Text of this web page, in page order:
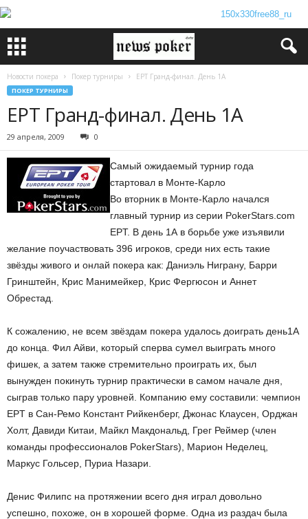
Новости покера Покер турниры EPT Гранд-финал. День 1А
ПОКЕР ТУРНИРЫ
EPT Гранд-финал. День 1А
29 апреля, 2009 0
Самый ожидаемый турнир года
стартовал в Монте-Карло
Во вторник в Монте-Карло начался
главный турнир из серии PokerStars.com
EPT. В день 1А в борьбе уже изъявили
желание поучаствовать 396 игроков, среди них есть такие
звёзды живого и онлай покера как: Даниэль Ниграну, Барри
Гринштейн, Крис Манимейкер, Крис Фергюсон и Аннет
Обрестад.
К сожалению, не всем звёздам покера удалось доиграть день1А
до конца. Фил Айви, который сперва сумел выиграть много
фишек, а затем также стремительно проиграть их, был
вынужден покинуть турнир практически в самом начале дня,
сыграв только пару уровней. Компанию ему составили: чемпион
EPT в Сан-Ремо Констант Рийкенберг, Джонас Клаусен, Орджан
Холт, Давиди Китаи, Майкл Макдональд, Грег Реймер (член
команды профессионалов PokerStars), Марион Неделец,
Маркус Гольсер, Пуриа Назари.
Денис Филипс на протяжении всего дня играл довольно
успешно, похоже, он в хорошей форме. Одна из раздач была